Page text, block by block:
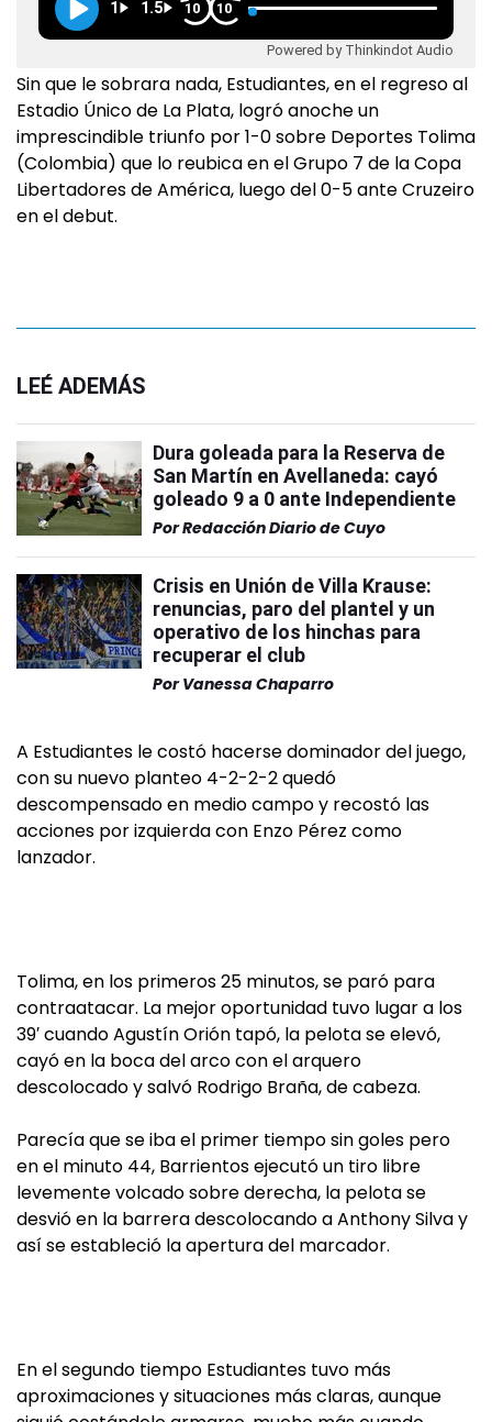
1 1.5 10 10
Powered by Thinkindot Audio
Sin que le sobrara nada, Estudiantes, en el regreso al
Estadio Único de La Plata, logró anoche un
imprescindible triunfo por 1-0 sobre Deportes Tolima
(Colombia) que lo reubica en el Grupo 7 de la Copa
Libertadores de América, luego del 0-5 ante Cruzeiro
en el debut.
LEÉ ADEMÁS
Dura goleada para la Reserva de
San Martín en Avellaneda: cayó
goleado 9 a 0 ante Independiente
PorRedacción Diario de Cuyo
Crisis en Unión de Villa Krause:
renuncias, paro del plantel y un
operativo de los hinchas para
recuperar el club
Por Vanessa Chaparro
A Estudiantes le costó hacerse dominador del juego,
con su nuevo planteo 4-2-2-2 quedó
descompensado en medio campo y recostó las
acciones por izquierda con Enzo Pérez como
lanzador.
Tolima, en los primeros 25 minutos, se paró para
contraatacar. La mejor oportunidad tuvo lugar a los
39′ cuando Agustín Orión tapó, la pelota se elevó,
cayó en la boca del arco con el arquero
descolocado y salvó Rodrigo Braña, de cabeza.
Parecía que se iba el primer tiempo sin goles pero
en el minuto 44, Barrientos ejecutó un tiro libre
levemente volcado sobre derecha, la pelota se
desvió en la barrera descolocando a Anthony Silva y
así se estableció la apertura del marcador.
En el segundo tiempo Estudiantes tuvo más
aproximaciones y situaciones más claras, aunque